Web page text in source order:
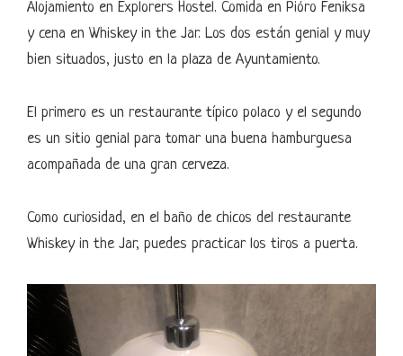
Alojamiento en Explorers Hostel. Comida en Pióro Feniksa
y cena en Whiskey in the Jar. Los dos están genial y muy
bien situados, justo en la plaza de Ayuntamiento.
El primero es un restaurante típico polaco y el segundo
es un sitio genial para tomar una buena hamburguesa
acompañada de una gran cerveza.
Como curiosidad, en el baño de chicos del restaurante
Whiskey in the Jar, puedes practicar los tiros a puerta.